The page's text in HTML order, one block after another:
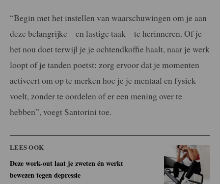
“Begin met het instellen van waarschuwingen om je aan
deze belangrijke – en lastige taak – te herinneren. Of je
het nou doet terwijl je je ochtendkoffie haalt, naar je werk
loopt of je tanden poetst: zorg ervoor dat je momenten
activeert om op te merken hoe je je mentaal en fysiek
voelt, zonder te oordelen of er een mening over te
hebben”, voegt Santorini toe.
LEES OOK
Deze work-out laat je zweten én werkt
bewezen tegen depressie